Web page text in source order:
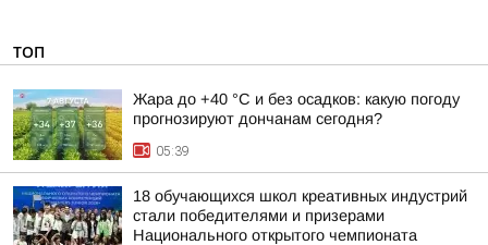
ТОП
Жара до +40 °С и без осадков: какую погоду
прогнозируют дончанам сегодня?
05:39
18 обучающихся школ креативных индустрий
стали победителями и призерами
Национального открытого чемпионата